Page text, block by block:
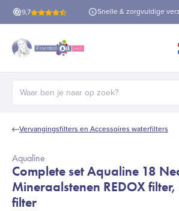
9,7
verzendingvanaf €60! Snelle & zorgvuldige
Zoeken naar:
Vervangingsfilters en Accessoires waterfilters
Aqualine
Complete set Aqualine 18
Mineraalstenen REDOX
filter